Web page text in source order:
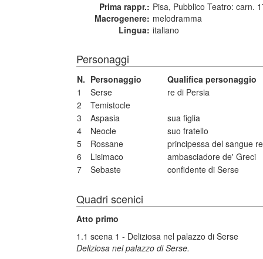
Prima rappr.: Pisa, Pubblico Teatro: carn.
Macrogenere: melodramma
Lingua: italiano
Personaggi
N. Personaggio
Qualifica personaggio
1
Serse
re di Persia
2
Temistocle
3
Aspasia
sua figlia
4
Neocle
suo fratello
5
Rossane
principessa del sangue
6
Lisimaco
ambasciadore de' Greci
7
Sebaste confidente di Serse
Quadri scenici
Atto primo
1.1 scena 1 - Deliziosa nel palazzo di Serse
Deliziosa nel palazzo di Serse.